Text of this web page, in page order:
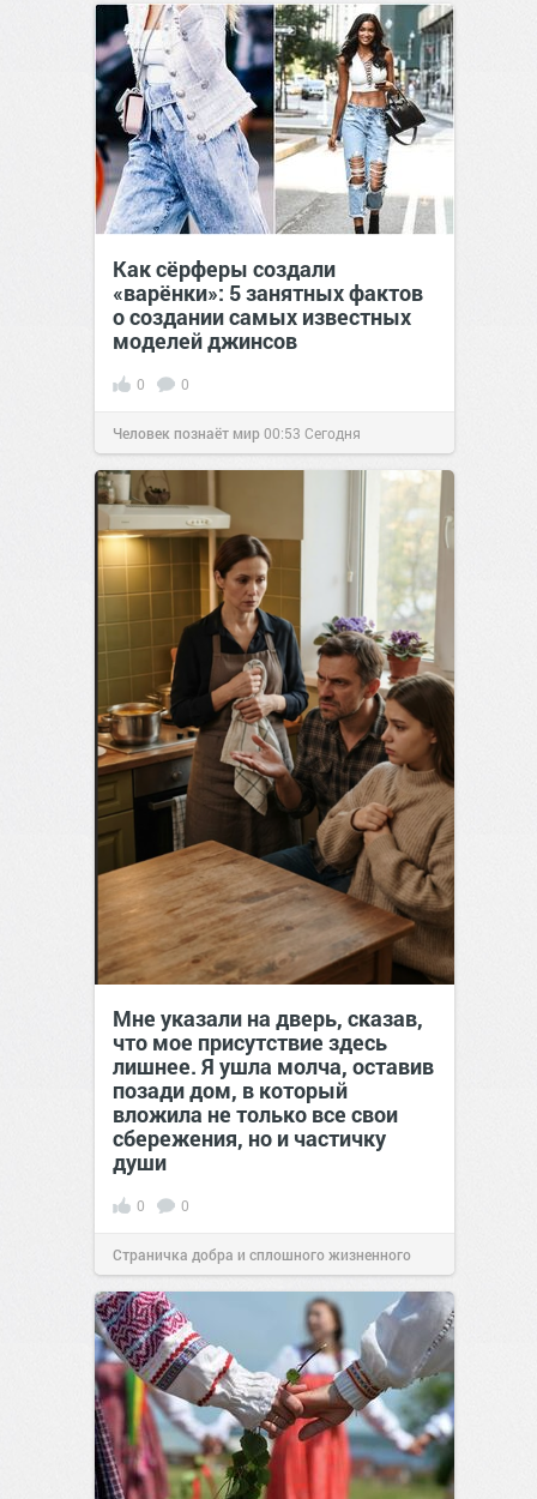
сайт.23:40Вчера
Как сёрферы создали
«варёнки»: 5 занятных фактов
о создании самых известных
моделей джинсов
0 0
Человек познаёт мир00:53 Сегодня
Мне указали на дверь, сказав,
что мое присутствие здесь
лишнее. Я ушла молча, оставив
позади дом, в который
вложила не только все свои
сбережения, но и частичку
души
0 0
Страничка добра и сплошного жизненного
позитива!00:29Сегодня